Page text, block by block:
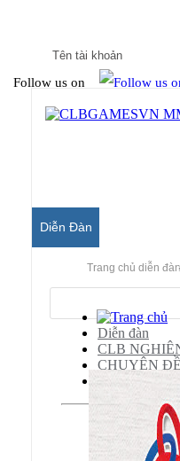
Follow us on
Diễn Đàn
Trang chủ diễn đàn
Diễn đàn
CLB
CHUYÊN
Đao Kiếm Vô